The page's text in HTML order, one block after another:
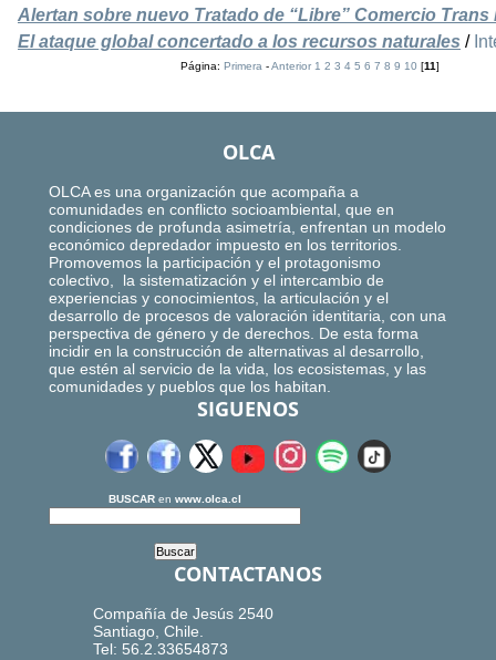
Alertan sobre nuevo Tratado de “Libre” Comercio Trans
El ataque global concertado a los recursos naturales /
Página:Primera -Anterior 1 2 3 4 5 6 7 8 9 10 [11]
OLCA
OLCA es una organización que acompaña a
comunidades en conflicto socioambiental, que en
condiciones de profunda asimetría, enfrentan un modelo
económico depredador impuesto en los territorios.
Promovemos la participación y el protagonismo
colectivo, la sistematización y el intercambio de
experiencias y conocimientos, la articulación y el
desarrollo de procesos de valoración identitaria, con una
perspectiva de género y de derechos. De esta forma
incidir en la construcción de alternativas al desarrollo,
que estén al servicio de la vida, los ecosistemas, y las
comunidades y pueblos que los habitan.
SIGUENOS
BUSCAR en www.olca.cl
CONTACTANOS
Compañía de Jesús 2540
Santiago, Chile.
Tel: 56.2.33654873